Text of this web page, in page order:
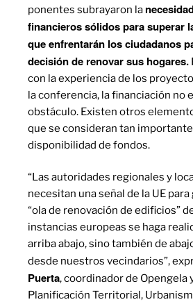
ponentes subrayaron la
financieros sólidos para superar
que enfrentarán los ciudadanos
decisión de renovar sus hogares.
con la experiencia de los
la conferencia, la financiación no
obstáculo. Existen otros
que se consideran tan
disponibilidad de fondos.
“Las autoridades regionales y
necesitan una señal de la UE
“ola de renovación de edificios”
instancias europeas se haga
arriba abajo, sino también de
desde nuestros vecindarios”,
Puerta, coordinador de Opengela
Planificación Territorial,